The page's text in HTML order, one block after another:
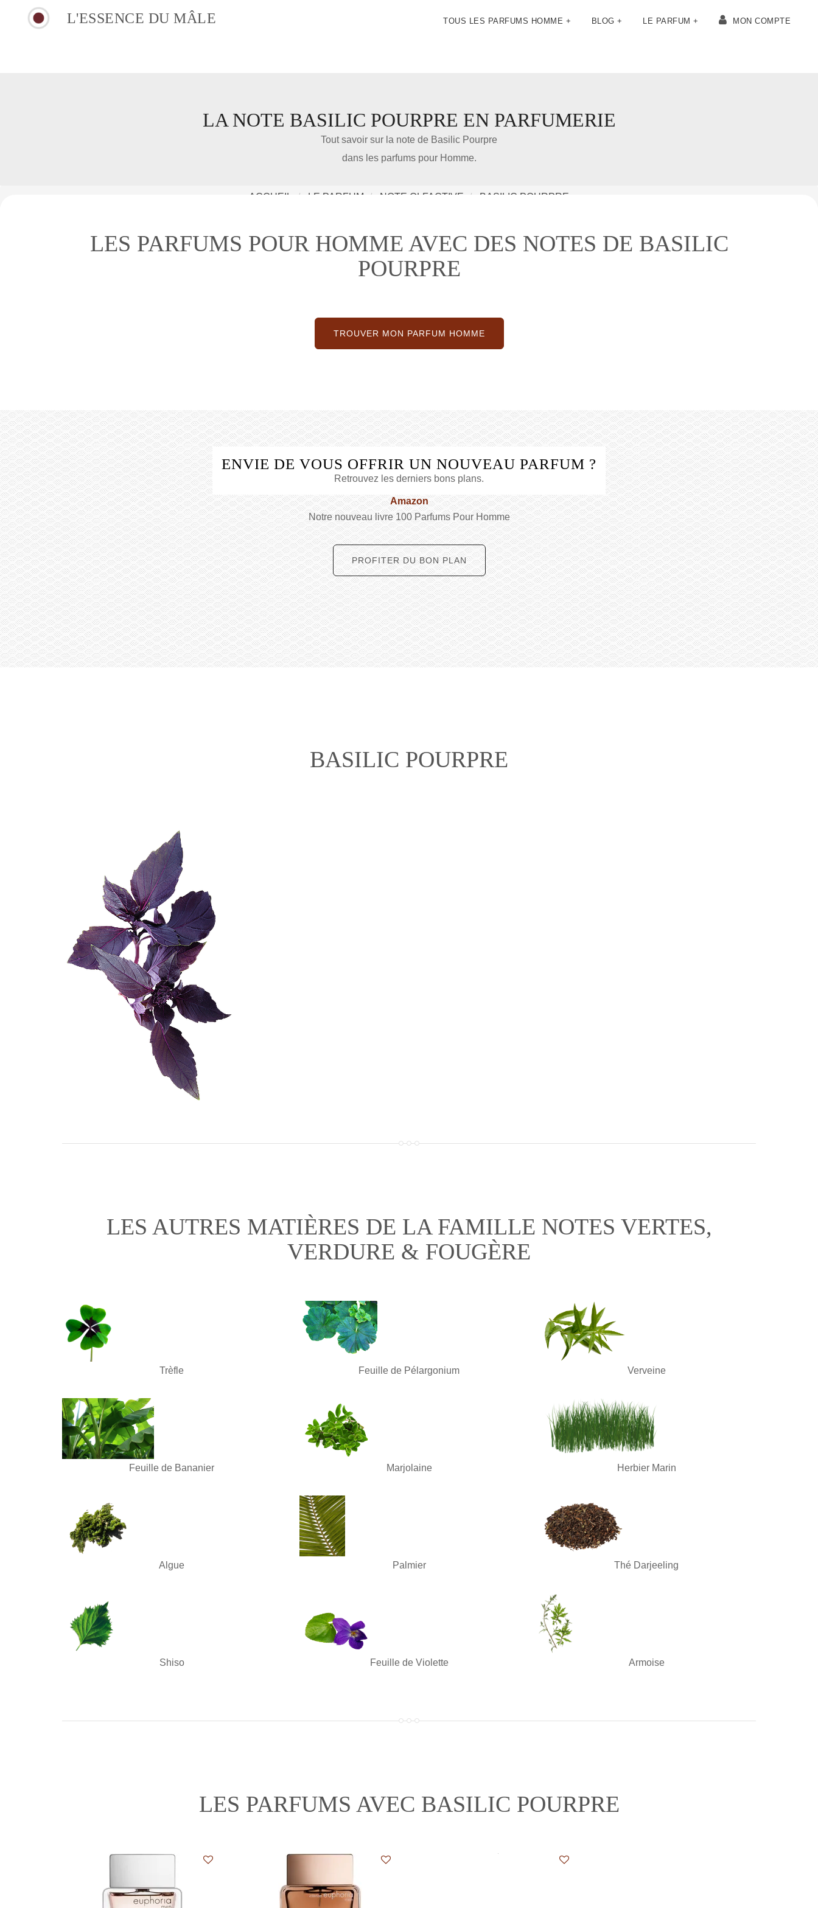
L'ESSENCE DU MÂLE TOUS LES PARFUMS HOMME + BLOG + LE PARFUM + MON COMPTE
LA NOTE BASILIC POURPRE EN PARFUMERIE
Tout savoir sur la note de Basilic Pourpre
dans les parfums pour Homme.
ACCUEIL LE PARFUM NOTE OLFACTIVE BASILIC POURPRE
LES PARFUMS POUR HOMME AVEC DES NOTES DE BASILIC
POURPRE
TROUVER MON PARFUM HOMME
ENVIE DE VOUS OFFRIR UN NOUVEAU PARFUM ?
Retrouvez les derniers bons plans.
Amazon
Notre nouveau livre 100 Parfums Pour Homme
PROFITER DU BON PLAN
BASILIC POURPRE
LES AUTRES MATIÈRES DE LA FAMILLE NOTES VERTES,
VERDURE & FOUGÈRE
Trèfle Feuille de Pélargonium Verveine
Feuille de Bananier Marjolaine Herbier Marin
Algue Palmier Thé Darjeeling
Shiso Feuille de Violette Armoise
LES PARFUMS AVEC BASILIC POURPRE
IDÉE CADEAU DE NOËL
Amazon